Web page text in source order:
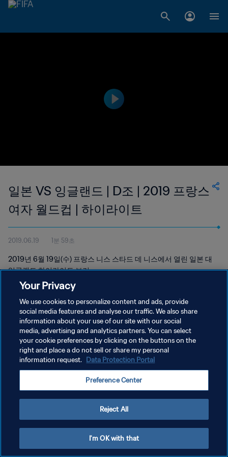
일본 VS 잉글랜드 | D조 | 2019 프랑스
여자 월드컵 | 하이라이트
2019.06.19 1분 59초
2019년 6월 19일(수) 프랑스 니스 스타드 데 니스에서 열린 일본 대
잉글랜드 하이라이트 보기
개인정보 보호정책
서비스 약관
쿠키 기본 설정 관리
Your Privacy
We use cookies to personalize content and ads, provide
social media features and analyse our traffic. We also share
information about your use of our site with our social
media, advertising and analytics partners. You can select
your cookie preferences by clicking on the buttons on the
right and place a do not sell or share my personal
information request. Data Protection Portal
Preference Center
Reject All
I'm OK with that